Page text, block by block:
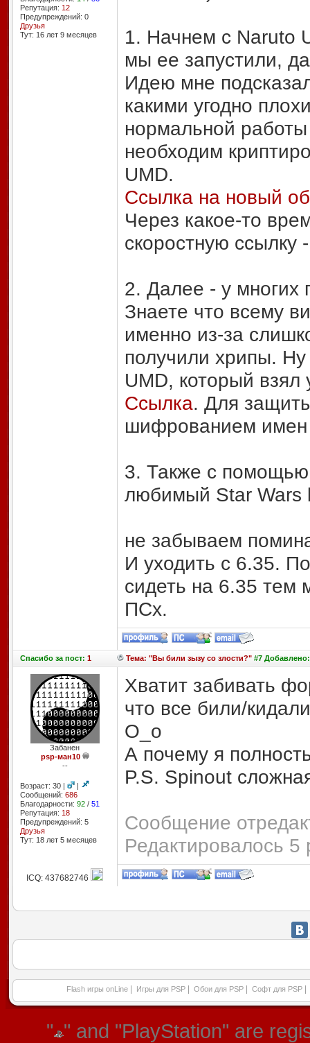
Репутация: 12
Предупреждений: 0
Друзья
Тут: 16 лет 9 месяцев
1. Начнем с Naruto
мы ее запустили,
Идею мне
какими угодно
нормальной
необходим
UMD.
Ссылка на новый
Через какое-то
скоростную ссылку
2. Далее - у многих
Знаете что всему
именно из-за
получили хрипы. Ну
UMD, который взял
Ссылка. Для
шифрованием
3. Также с помощью
любимый Star Wars
не забываем
И уходить с 6.35.
сидеть на 6.35 тем
ПСх.
Спасибоза пост: 1 Тема: "Вы били зызу со злости?"#7 Добавлено:
Забанен
psp-ман10
--
Возраст: 30 |
|
Сообщений: 686
Благодарности: 92/ 51
Репутация: 18
Предупреждений: 5
Друзья
Тут: 18 лет 5 месяцев
Хватит забивать
что все били/
О_о
А почему я
P.S. Spinout
Сообщение
Редактировалось 5
ICQ: 437682746
Flash игры onLine Игры для PSP Обои для PSP Софт для PSP
" " and "PlayStation" are